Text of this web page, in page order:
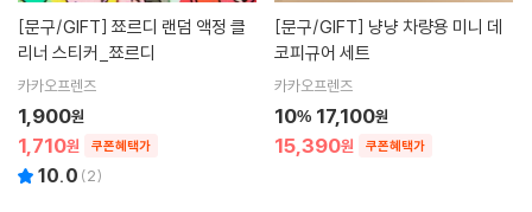
[문구/GIFT]
리너 스티커_쬬르디
카카오프렌즈
1,710원 쿠폰혜택가
1,900원
10.0 (2)
[문구/GIFT]
코피규어 세트
카카오프렌즈
15,390원 쿠폰혜택가
10% 17,100원